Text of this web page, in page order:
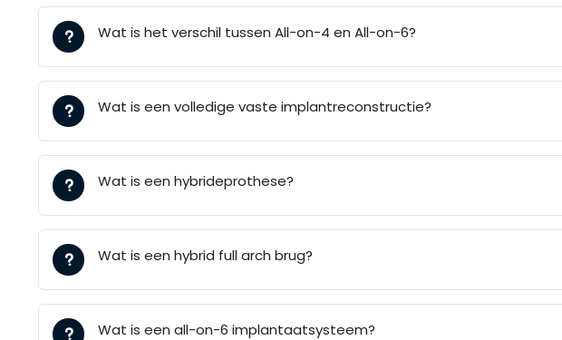
Wat is het verschil tussen All-on-4 en All-on-6?
Wat is een volledige vaste implantreconstructie?
Wat is een hybrideprothese?
Wat is een hybrid full arch brug?
Wat is een all-on-6 implantaatsysteem?